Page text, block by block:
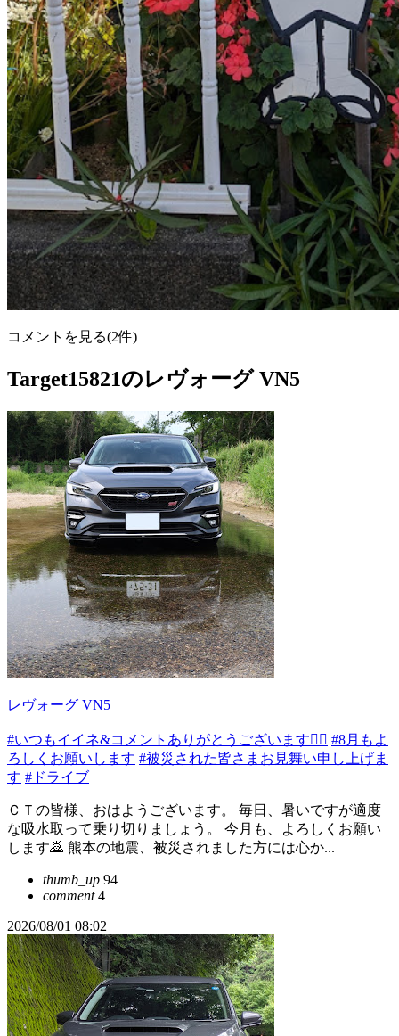
コメントを見る(2件)
Target15821のレヴォーグ VN5
レヴォーグ VN5
#いつもイイネ&コメントありがとうございます🙇‍♂️ #8月もよ
ろしくお願いします #被災された皆さまお見舞い申し上げま
す #ドライブ
ＣＴの皆様、おはようございます。 毎日、暑いですが適度
な吸水取って乗り切りましょう。 今月も、よろしくお願い
します🙇 熊本の地震、被災されました方には心か...
thumb_up 94
comment4
2026/08/01 08:02